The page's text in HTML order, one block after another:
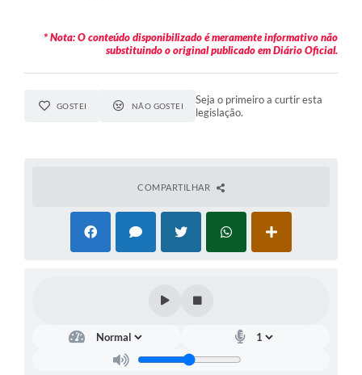
* Nota: O conteúdo disponibilizado é meramente informativo não
substituindo o original publicado em Diário Oficial.
GOSTEI NÃO GOSTEI
Seja o primeiro a curtir esta
legislação.
COMPARTILHAR